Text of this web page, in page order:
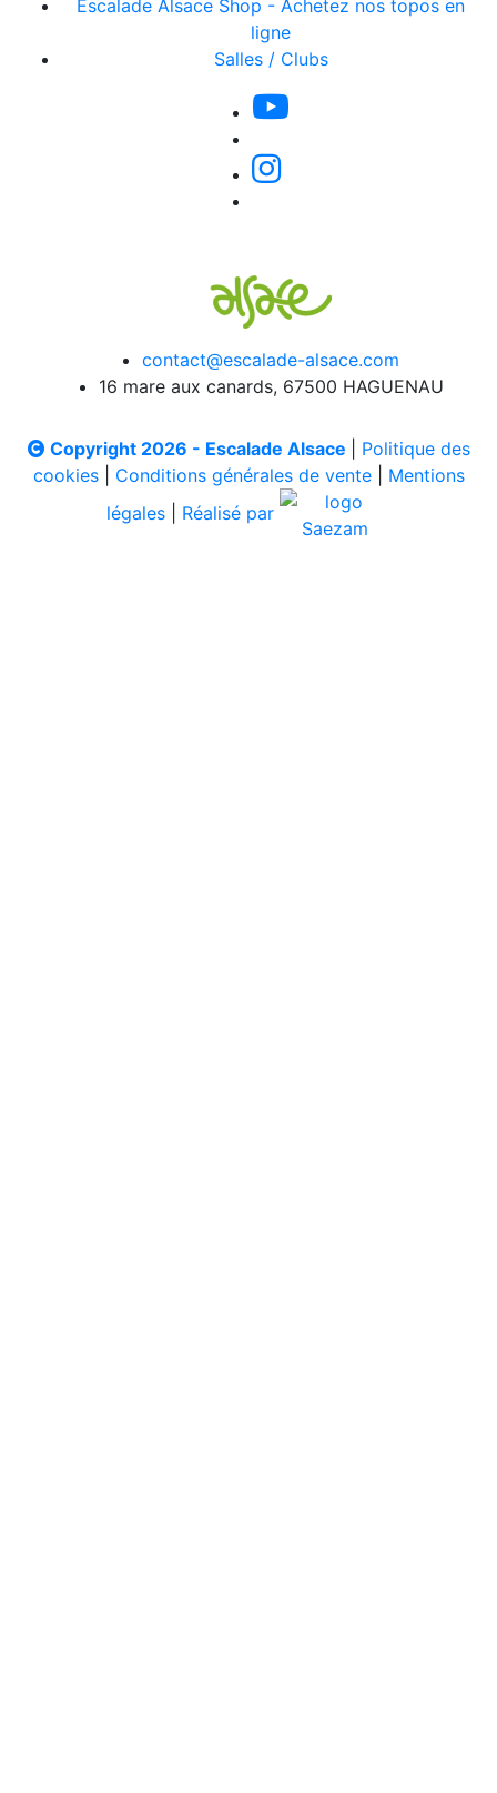
Escalade Alsace Shop - Achetez nos topos en
ligne
Salles / Clubs
contact@escalade-alsace.com
16 mare aux canards, 67500 HAGUENAU
Copyright 2026 - Escalade Alsace
Politique des
cookies| Conditions générales de vente| Mentions
légales
Réalisé par